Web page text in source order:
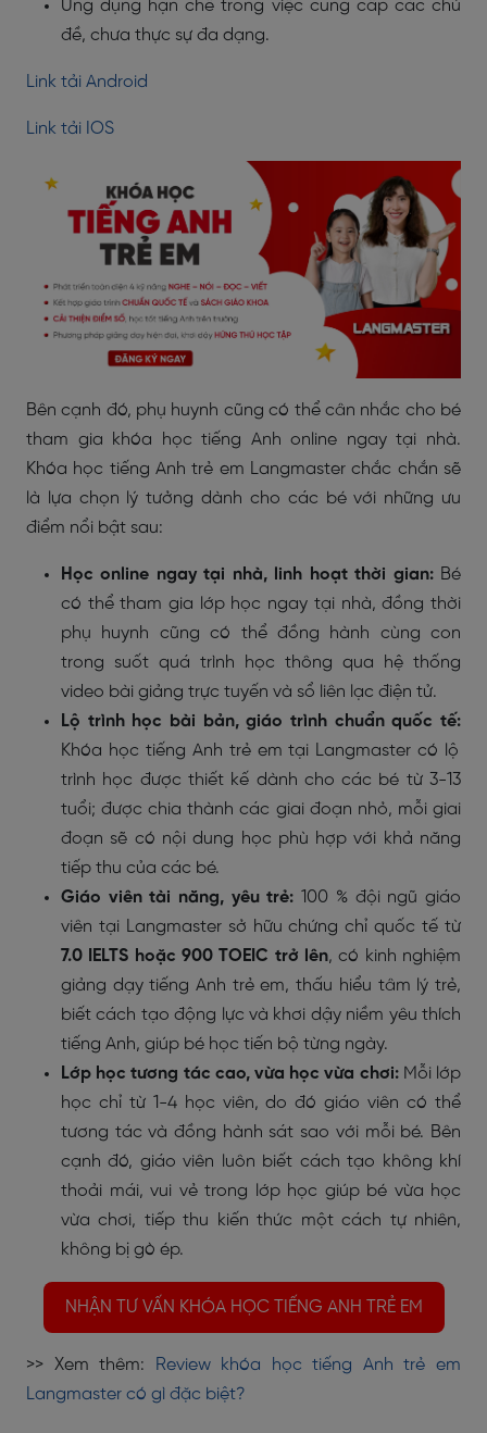
Ứng dụng hạn chế trong việc cung cấp các chủ
đề, chưa thực sự đa dạng.
Link tải Android
Link tải IOS
Bên cạnh đó, phụ huynh cũng có thể cân nhắc cho bé
tham gia khóa học tiếng Anh online ngay tại nhà.
Khóa học tiếng Anh trẻ em Langmaster chắc chắn sẽ
là lựa chọn lý tưởng dành cho các bé với những ưu
điểm nổi bật sau:
Học online ngay tại nhà, linh hoạt thời gian: Bé
có thể tham gia lớp học ngay tại nhà, đồng thời
phụ huynh cũng có thể đồng hành cùng con
trong suốt quá trình học thông qua hệ thống
video bài giảng trực tuyến và sổ liên lạc điện tử.
Lộ trình học bài bản, giáo trình chuẩn quốc tế:
Khóa học tiếng Anh trẻ em tại Langmaster có lộ
trình học được thiết kế dành cho các bé từ 3-13
tuổi; được chia thành các giai đoạn nhỏ, mỗi giai
đoạn sẽ có nội dung học phù hợp với khả năng
tiếp thu của các bé.
Giáo viên tài năng, yêu trẻ: 100 % đội ngũ giáo
viên tại Langmaster sở hữu chứng chỉ quốc tế từ
7.0 IELTS hoặc 900 TOEIC trở lên, có kinh nghiệm
giảng dạy tiếng Anh trẻ em, thấu hiểu tâm lý trẻ,
biết cách tạo động lực và khơi dậy niềm yêu thích
tiếng Anh, giúp bé học tiến bộ từng ngày.
Lớp học tương tác cao, vừa học vừa chơi: Mỗi lớp
học chỉ từ 1-4 học viên, do đó giáo viên có thể
tương tác và đồng hành sát sao với mỗi bé. Bên
cạnh đó, giáo viên luôn biết cách tạo không khí
thoải mái, vui vẻ trong lớp học giúp bé vừa học
vừa chơi, tiếp thu kiến thức một cách tự nhiên,
không bị gò ép.
NHẬN TƯ VẤN KHÓA HỌC TIẾNG ANH TRẺ EM
>> Xem thêm:
Review khóa học tiếng Anh trẻ em
Langmaster có gì đặc biệt?